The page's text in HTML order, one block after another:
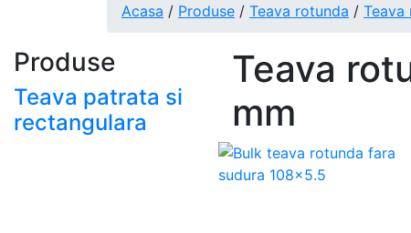
Acasa / Produse / Teava rotunda / Teava
Produse
Teava patrata si
rectangulara
Teava
mm